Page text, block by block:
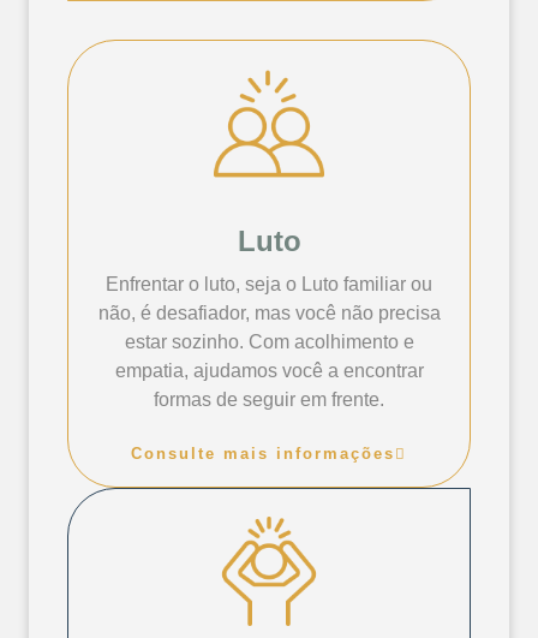
Luto
Enfrentar o luto, seja o Luto familiar ou
não, é desafiador, mas você não precisa
estar sozinho. Com acolhimento e
empatia, ajudamos você a encontrar
formas de seguir em frente.
Consulte mais informações